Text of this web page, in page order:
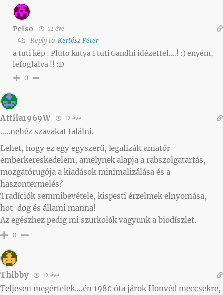
Pelso 12 éve
Reply to Kertész Péter
a tuti kép : Pluto kutya 1 tuti Gandhi idézettel….! :) enyém,
lefoglalva !! :D
0
Attila1969W 12 éve
…..nehéz szavakat találni.
Lehet, hogy ez egy egyszerű, legalizált amatőr
emberkereskedelem, amelynek alapja a rabszolgatartás,
mozgatórugója a kiadások minimalizálása és a
haszontermelés?
Tradíciók semmibevétele, kispesti érzelmek elnyomása,
hot-dog és állami manna!
Az egészhez pedig mi szurkolók vagyunk a biodíszlet.
0
Thibby 12 éve
Teljesen megértelek….én 1980 óta járok Honvéd meccsekre,